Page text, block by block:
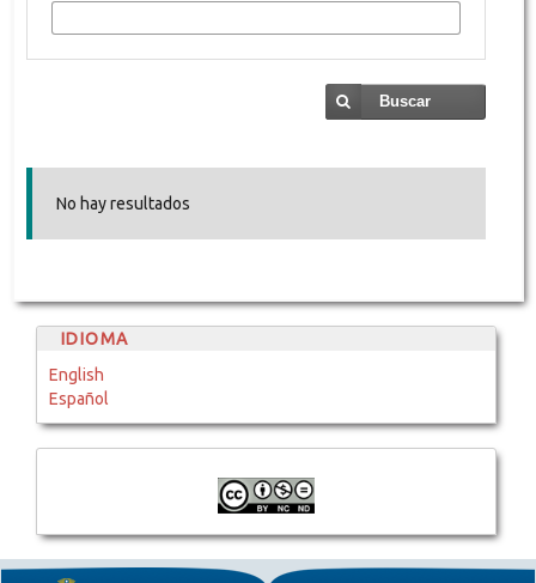
Buscar
No hay resultados
IDIOMA
English
Español